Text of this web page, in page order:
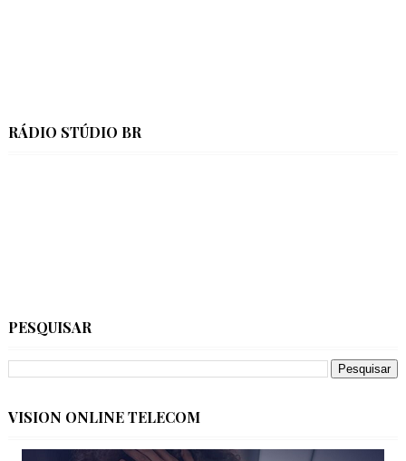
RÁDIO STÚDIO BR
PESQUISAR
VISION ONLINE TELECOM